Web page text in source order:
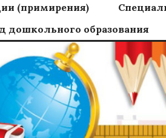
(примирения)
дошкольного образования